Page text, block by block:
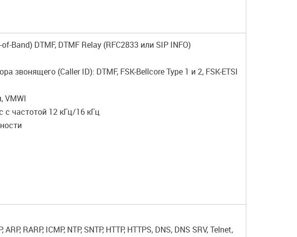
Band) DTMF, DTMF Relay (RFC2833 или SIP INFO)
звонящего (Caller ID): DTMF, FSK-Bellcore Type 1 и 2, FSK-ETSI
VMWI
с частотой 12 кГц/16 кГц
RARP, ICMP, NTP, SNTP, HTTP, HTTPS, DNS, DNS SRV, Telnet,